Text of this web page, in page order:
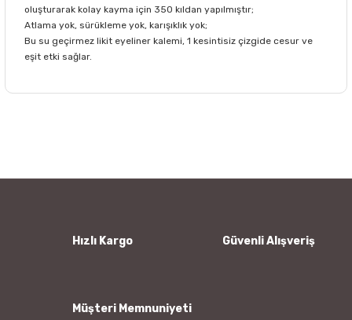
oluşturarak kolay kayma için 350 kıldan yapılmıştır;
Atlama yok, sürükleme yok, karışıklık yok;
Bu su geçirmez likit eyeliner kalemi, 1 kesintisiz çizgide cesur ve
eşit etki sağlar.
Ürün bilgilerinde hatalar bulunuyor.
Hızlı Kargo Güvenli Alışveriş
Müşteri Memnuniyeti